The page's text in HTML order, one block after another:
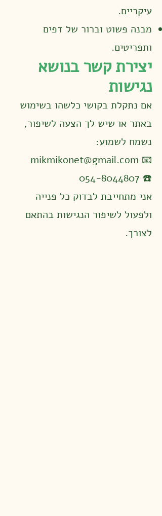
עיקריים.
מבנה פשוט וברור של דפים
ותפריטים.
יצירת קשר בנושא
נגישות
אם נתקלת בקושי כלשהו בשימוש
באתר או שיש לך הצעה לשיפור,
נשמח לשמוע:
📧 mikmikonet@gmail.com
☎️ 054-8044807
אני מתחייבת לבדוק כל פנייה
ולפעול לשיפור הנגישות בהתאם
לצורך.